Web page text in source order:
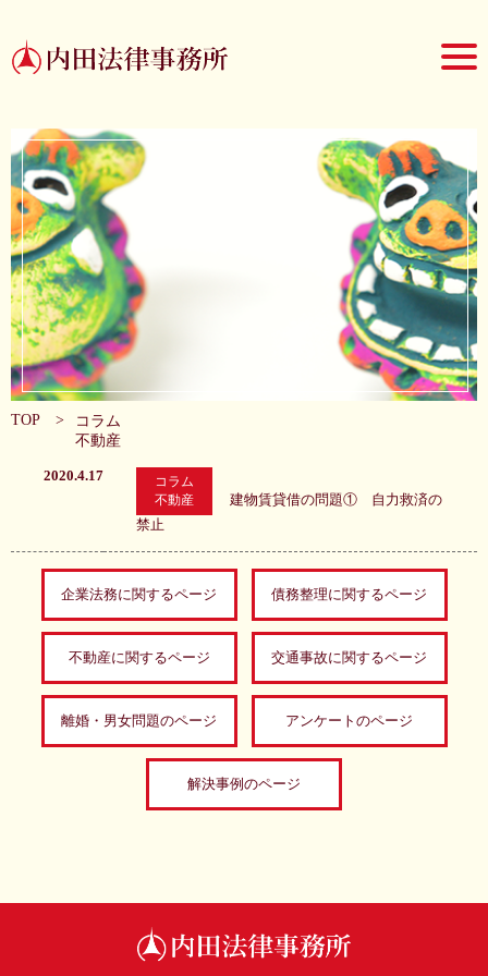
TOP >
コラム
不動産
2020.4.17
コラム
不動産
建物賃貸借の問題① 自力救済の
禁止
企業法務に関するページ 債務整理に関するページ
不動産に関するページ 交通事故に関するページ
離婚・男女問題のページ アンケートのページ
解決事例のページ